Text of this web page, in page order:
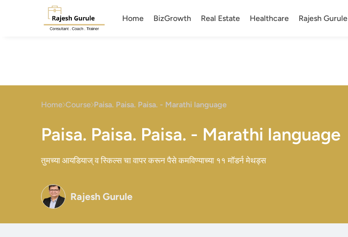
Home BizGrowth Real Estate Healthcare Rajesh Gurule
Home Course Paisa. Paisa. Paisa. - Marathi language
Paisa. Paisa. Paisa. - Marathi language
तुमच्या आयडियाज् व स्किल्स चा वापर करून पैसे कमविण्याच्या ११ मॉडर्न मेथड्स
Rajesh Gurule